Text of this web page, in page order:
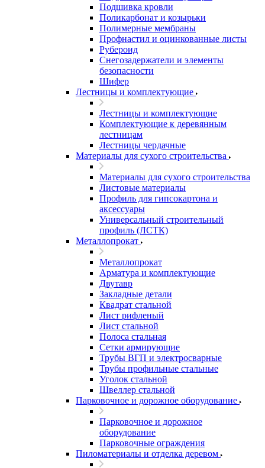
Подшивка кровли
Поликарбонат и козырьки
Полимерные мембраны
Профнастил и оцинкованные листы
Рубероид
Снегозадержатели и элементы
безопасности
Шифер
Лестницы и комплектующие
Лестницы и комплектующие
Комплектующие к деревянным
лестницам
Лестницы чердачные
Материалы для сухого строительства
Материалы для сухого строительства
Листовые материалы
Профиль для гипсокартона и
аксессуары
Универсальный строительный
профиль (ЛСТК)
Металлопрокат
Металлопрокат
Арматура и комплектующие
Двутавр
Закладные детали
Квадрат стальной
Лист рифленый
Лист стальной
Полоса стальная
Сетки армирующие
Трубы ВГП и электросварные
Трубы профильные стальные
Уголок стальной
Швеллер стальной
Парковочное и дорожное оборудование
Парковочное и дорожное
оборудование
Парковочные ограждения
Пиломатериалы и отделка деревом